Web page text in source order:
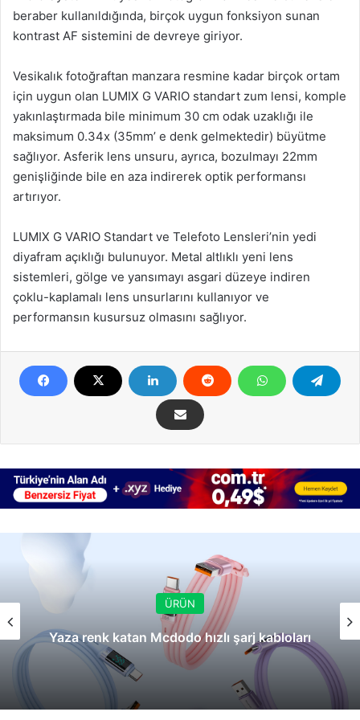
beraber kullanıldığında, birçok uygun fonksiyon sunan
kontrast AF sistemini de devreye giriyor.
Vesikalık fotoğraftan manzara resmine kadar birçok ortam
için uygun olan LUMIX G VARIO standart zum lensi, komple
yakınlaştırmada bile minimum 30 cm odak uzaklığı ile
maksimum 0.34x (35mm’ e denk gelmektedir) büyütme
sağlıyor. Asferik lens unsuru, ayrıca, bozulmayı 22mm
genişliğinde bile en aza indirerek optik performansı
artırıyor.
LUMIX G VARIO Standart ve Telefoto Lensleri’nin yedi
diyafram açıklığı bulunuyor. Metal altlıklı yeni lens
sistemleri, gölge ve yansımayı asgari düzeye indiren
çoklu-kaplamalı lens unsurlarını kullanıyor ve
performansın kusursuz olmasını sağlıyor.
ÜRÜN
Yaza renk katan Mcdodo hızlı şarj kabloları